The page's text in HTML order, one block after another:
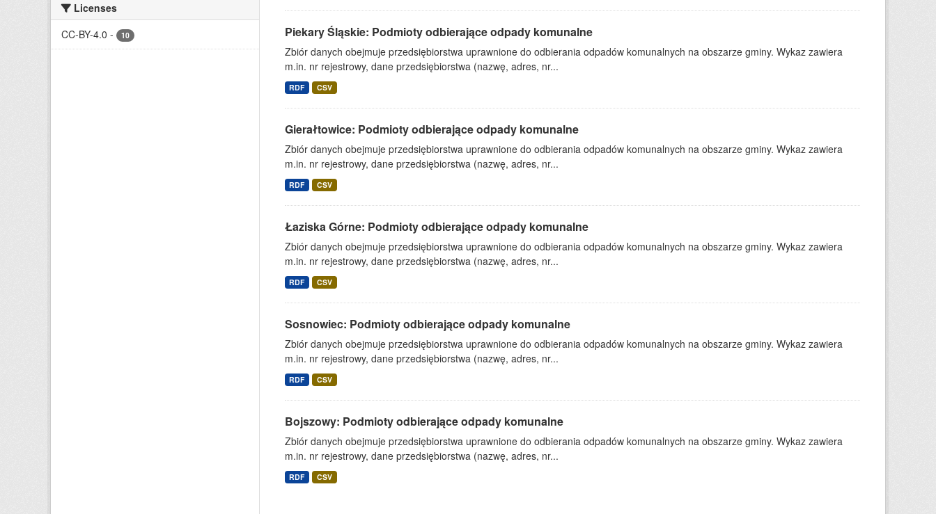
Licenses
CC-BY-4.0 - 10 Piekary Śląskie: Podmioty odbierające odpady komunalne
Zbiór danych obejmuje przedsiębiorstwa uprawnione do odbierania odpadów komunalnych na obszarze gminy. Wykaz zawiera
m.in. nr rejestrowy, dane przedsiębiorstwa (nazwę, adres, nr...
RDF CSV
Gierałtowice: Podmioty odbierające odpady komunalne
Zbiór danych obejmuje przedsiębiorstwa uprawnione do odbierania odpadów komunalnych na obszarze gminy. Wykaz zawiera
m.in. nr rejestrowy, dane przedsiębiorstwa (nazwę, adres, nr...
RDF CSV
Łaziska Górne: Podmioty odbierające odpady komunalne
Zbiór danych obejmuje przedsiębiorstwa uprawnione do odbierania odpadów komunalnych na obszarze gminy. Wykaz zawiera
m.in. nr rejestrowy, dane przedsiębiorstwa (nazwę, adres, nr...
RDF CSV
Sosnowiec: Podmioty odbierające odpady komunalne
Zbiór danych obejmuje przedsiębiorstwa uprawnione do odbierania odpadów komunalnych na obszarze gminy. Wykaz zawiera
m.in. nr rejestrowy, dane przedsiębiorstwa (nazwę, adres, nr...
RDF CSV
Bojszowy: Podmioty odbierające odpady komunalne
Zbiór danych obejmuje przedsiębiorstwa uprawnione do odbierania odpadów komunalnych na obszarze gminy. Wykaz zawiera
m.in. nr rejestrowy, dane przedsiębiorstwa (nazwę, adres, nr...
RDF CSV